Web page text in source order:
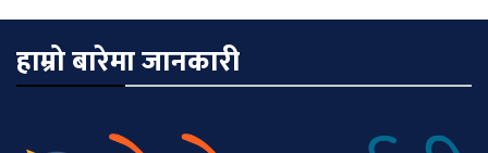
हाम्रो बारेमा जानकारी